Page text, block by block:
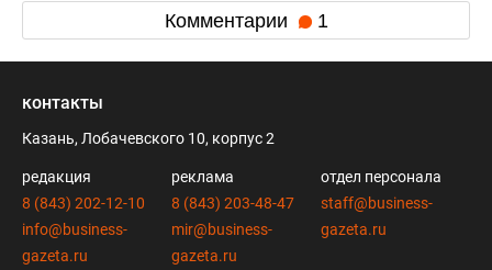
Комментарии 1
контакты
Казань, Лобачевского 10, корпус 2
редакция
8 (843) 202-12-10
info@business-
gazeta.ru
реклама
8 (843) 203-48-47
mir@business-
gazeta.ru
отдел персонала
staff@business-
gazeta.ru